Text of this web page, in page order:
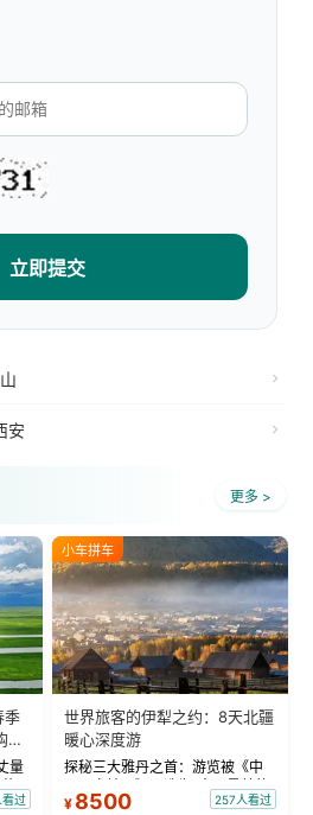
立即提交
安
更多 >
季
量
服过
小车拼车
世界旅客的伊犁之约：8天北疆
暖心深度游
探秘三大雅丹之首：游览被《中
国国家地理》评选为“中国最美的
三大雅丹”第一名的克拉玛依魔鬼
¥ 8500 257人看过